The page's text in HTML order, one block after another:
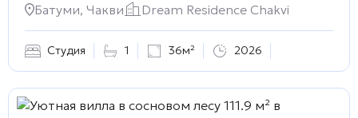
Батуми, Чакви
Dream Residence Chakvi
Студия 1 36м² 2026